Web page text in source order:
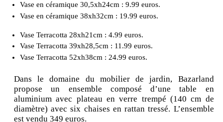
Vase en céramique 30,5xh24cm : 9.99 euros.
Vase en céramique 38xh32cm : 19.99 euros.
Vase Terracotta 28xh21cm : 4.99 euros.
Vase Terracotta 39xh28,5cm : 11.99 euros.
Vase Terracotta 52xh38cm : 24.99 euros.
Dans le domaine du mobilier de jardin, Bazarland
propose un ensemble composé d’une table en
aluminium avec plateau en verre trempé (140 cm de
diamètre) avec six chaises en rattan tressé. L’ensemble
est vendu 349 euros.